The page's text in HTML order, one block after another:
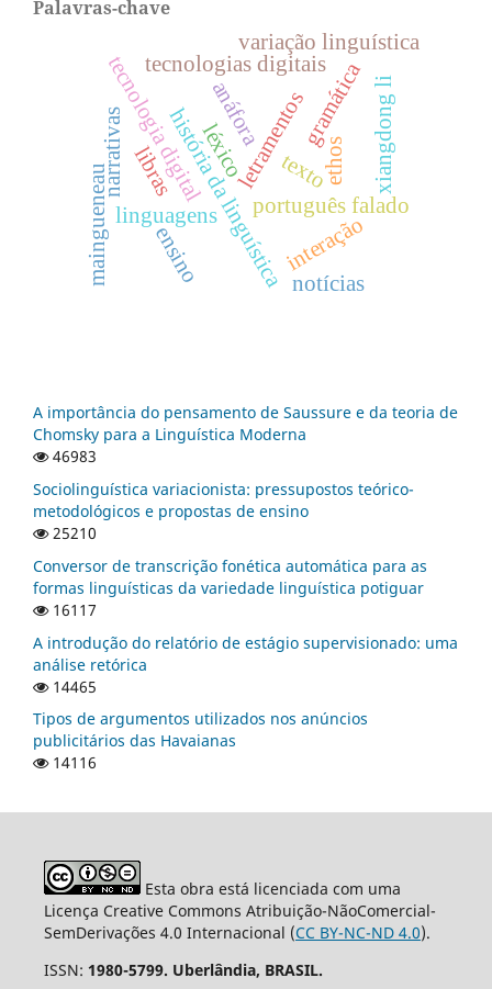
Palavras-chave
linguagens
letramentos
ensino
tecnologia digital gramática
história da linguísticaportuguês falado
texto
tecnologias digitais
xiangdong li
narrativas
interação
anáfora
variação linguística
ethos
maingueneau
léxico
libras
notícias
A importância do pensamento de Saussure e da teoria de
Chomsky para a Linguística Moderna
46983
Sociolinguística variacionista: pressupostos teórico-
metodológicos e propostas de ensino
25210
Conversor de transcrição fonética automática para as
formas linguísticas da variedade linguística potiguar
16117
A introdução do relatório de estágio supervisionado: uma
análise retórica
14465
Tipos de argumentos utilizados nos anúncios
publicitários das Havaianas
14116
Esta obra está licenciada com uma
Licença Creative Commons Atribuição-NãoComercial-
SemDerivações 4.0 Internacional (CC BY-NC-ND 4.0).
ISSN: 1980-5799. Uberlândia, BRASIL.